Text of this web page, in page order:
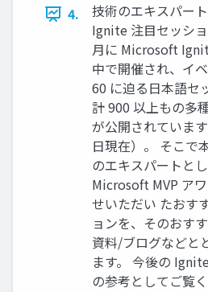
4.
技術のエキスパー
Ignite 注目セッシ
月に Microsoft
中で開催され、イ
60 に迫る日本語セ
計 900 以上もの多
が公開されていま
日現在）。 そこで
のエキスパートと
Microsoft MVP ア
せいただい たおす
ョンを、そのおす
資料/ブログなどと
ます。 今後の
の参考としてご覧く